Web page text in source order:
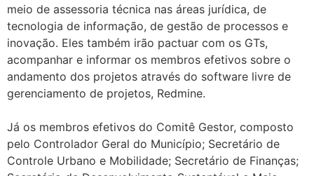
meio de assessoria técnica nas áreas jurídica, de
tecnologia de informação, de gestão de processos e
inovação. Eles também irão pactuar com os GTs,
acompanhar e informar os membros efetivos sobre o
andamento dos projetos através do software livre de
gerenciamento de projetos, Redmine.
Já os membros efetivos do Comitê Gestor, composto
pelo Controlador Geral do Município; Secretário de
Controle Urbano e Mobilidade; Secretário de Finanças;